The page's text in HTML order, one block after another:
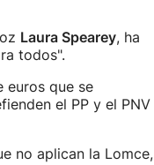
Laura Spearey, ha
todos".
euros que se
el PP y el PNV
no aplican la Lomce,